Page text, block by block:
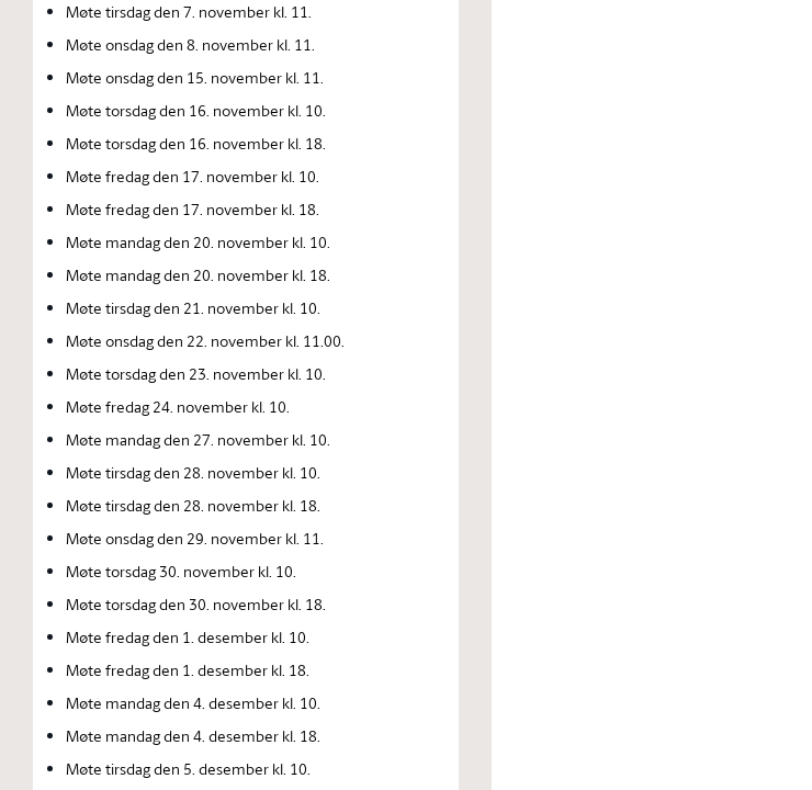
Møte tirsdag den 7. november kl. 11.
Møte onsdag den 8. november kl. 11.
Møte onsdag den 15. november kl. 11.
Møte torsdag den 16. november kl. 10.
Møte torsdag den 16. november kl. 18.
Møte fredag den 17. november kl. 10.
Møte fredag den 17. november kl. 18.
Møte mandag den 20. november kl. 10.
Møte mandag den 20. november kl. 18.
Møte tirsdag den 21. november kl. 10.
Møte onsdag den 22. november kl. 11.00.
Møte torsdag den 23. november kl. 10.
Møte fredag 24. november kl. 10.
Møte mandag den 27. november kl. 10.
Møte tirsdag den 28. november kl. 10.
Møte tirsdag den 28. november kl. 18.
Møte onsdag den 29. november kl. 11.
Møte torsdag 30. november kl. 10.
Møte torsdag den 30. november kl. 18.
Møte fredag den 1. desember kl. 10.
Møte fredag den 1. desember kl. 18.
Møte mandag den 4. desember kl. 10.
Møte mandag den 4. desember kl. 18.
Møte tirsdag den 5. desember kl. 10.